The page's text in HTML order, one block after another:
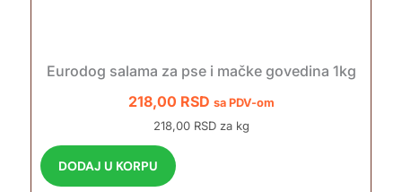
Eurodog salama za pse i mačke govedina 1kg
218,00 RSD sa PDV-om
218,00 RSD za kg
DODAJ U KORPU